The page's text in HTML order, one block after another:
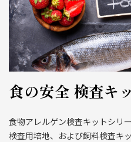
食の安全 検査キ
食物アレルゲン検査キットシリ
検査用培地、および飼料検査キ